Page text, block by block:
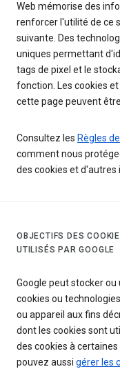
Web mémorise des
renforcer l'utilité de ce
suivante. Des
uniques permettant
tags de pixel et le
fonction. Les cookies
cette page peuvent
Consultez les Règles
comment nous
des cookies et
OBJECTIFS DES
UTILISÉS PAR GOOGLE
Google peut stocker
cookies ou
ou appareil aux fins
dont les cookies sont
des cookies à
pouvez aussi gérer les